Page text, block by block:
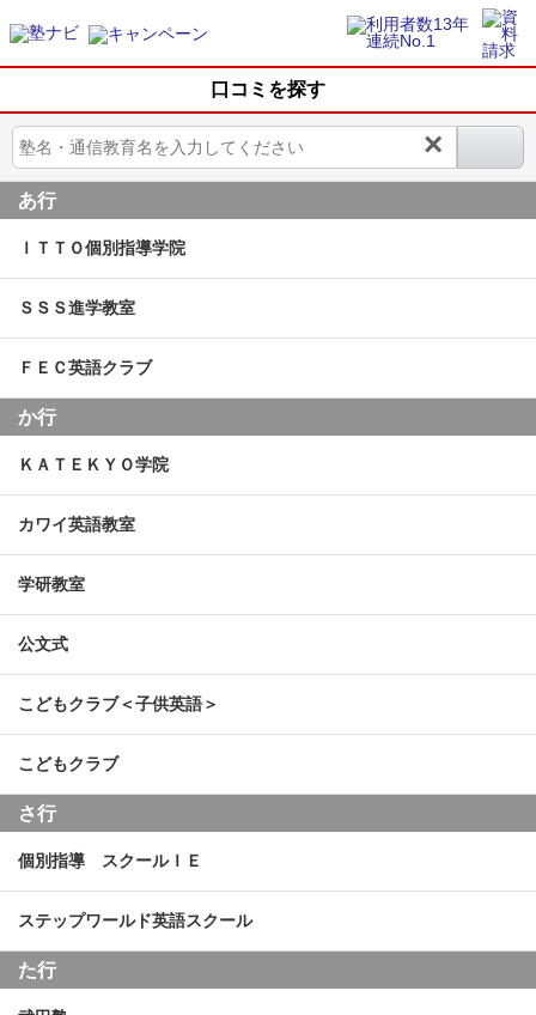
口コミを探す
×
あ行
ＩＴＴＯ個別指導学院
ＳＳＳ進学教室
ＦＥＣ英語クラブ
か行
ＫＡＴＥＫＹＯ学院
カワイ英語教室
学研教室
公文式
こどもクラブ＜子供英語＞
こどもクラブ
さ行
個別指導 スクールＩＥ
ステップワールド英語スクール
た行